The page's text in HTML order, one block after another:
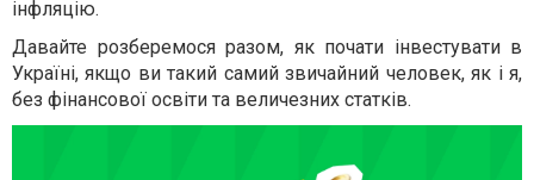
інфляцію.
Давайте розберемося разом, як почати інвестувати в
Україні, якщо ви такий самий звичайний человек, як і я,
без фінансової освіти та величезних статків.